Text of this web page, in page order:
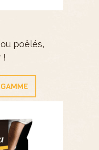
poêlés,
!